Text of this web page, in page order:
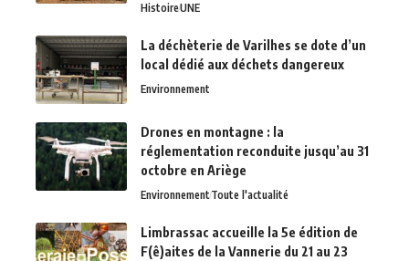
HistoireUNE
La déchèterie de Varilhes se dote d’un
local dédié aux déchets dangereux
Environnement
Drones en montagne : la
réglementation reconduite jusqu’au 31
octobre en Ariège
EnvironnementToute l'actualité
Limbrassac accueille la 5e édition de
F(ê)aites de la Vannerie du 21 au 23